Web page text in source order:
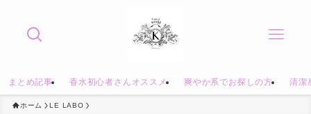
まとめ記事 香水初心者さんオススメ 爽やか系でお探しの方 清潔
ホーム LE LABO